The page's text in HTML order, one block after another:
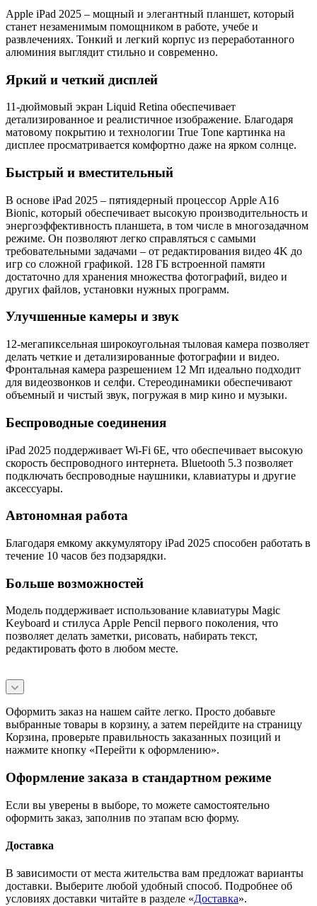
Apple iPad 2025 – мощный и элегантный планшет, который
станет незаменимым помощником в работе, учебе и
развлечениях. Тонкий и легкий корпус из переработанного
алюминия выглядит стильно и современно.
Яркий и четкий дисплей
11-дюймовый экран Liquid Retina обеспечивает
детализированное и реалистичное изображение. Благодаря
матовому покрытию и технологии True Tone картинка на
дисплее просматривается комфортно даже на ярком солнце.
Быстрый и вместительный
В основе iPad 2025 – пятиядерный процессор Apple A16
Bionic, который обеспечивает высокую производительность и
энергоэффективность планшета, в том числе в многозадачном
режиме. Он позволяют легко справляться с самыми
требовательными задачами – от редактирования видео 4K до
игр со сложной графикой. 128 ГБ встроенной памяти
достаточно для хранения множества фотографий, видео и
других файлов, установки нужных программ.
Улучшенные камеры и звук
12-мегапиксельная широкоугольная тыловая камера позволяет
делать четкие и детализированные фотографии и видео.
Фронтальная камера разрешением 12 Мп идеально подходит
для видеозвонков и селфи. Стереодинамики обеспечивают
объемный и чистый звук, погружая в мир кино и музыки.
Беспроводные соединения
iPad 2025 поддерживает Wi-Fi 6E, что обеспечивает высокую
скорость беспроводного интернета. Bluetooth 5.3 позволяет
подключать беспроводные наушники, клавиатуры и другие
аксессуары.
Автономная работа
Благодаря емкому аккумулятору iPad 2025 способен работать в
течение 10 часов без подзарядки.
Больше возможностей
Модель поддерживает использование клавиатуры Magic
Keyboard и стилуса Apple Pencil первого поколения, что
позволяет делать заметки, рисовать, набирать текст,
редактировать фото в любом месте.
Оформить заказ на нашем сайте легко. Просто добавьте
выбранные товары в корзину, а затем перейдите на страницу
Корзина, проверьте правильность заказанных позиций и
нажмите кнопку «Перейти к оформлению».
Оформление заказа в стандартном режиме
Если вы уверены в выборе, то можете самостоятельно
оформить заказ, заполнив по этапам всю форму.
Доставка
В зависимости от места жительства вам предложат варианты
доставки. Выберите любой удобный способ. Подробнее об
условиях доставки читайте в разделе «Доставка».